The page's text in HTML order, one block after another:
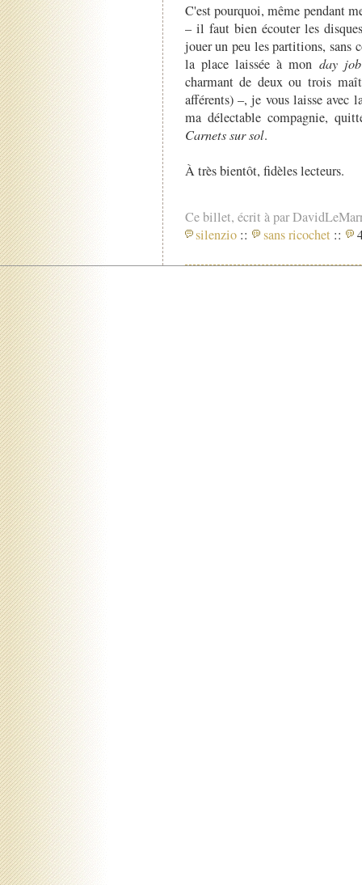
C'est pourquoi, même pendant
– il faut bien écouter les
jouer un peu les partitions, sans
la place laissée à mon day job
charmant de deux ou trois
afférents) –, je vous laisse avec
ma délectable compagnie,
Carnets sur sol.
À très bientôt, fidèles lecteurs.
Ce billet, écrit à par
silenzio :: sans ricochet ::